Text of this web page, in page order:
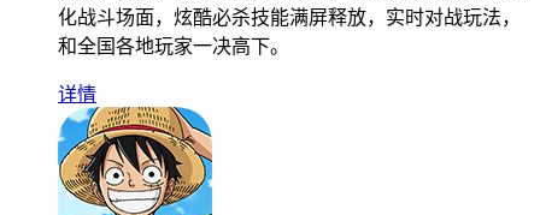
化战斗场面，炫酷必杀技能满屏释放，实时对战玩法，
和全国各地玩家一决高下。
详情